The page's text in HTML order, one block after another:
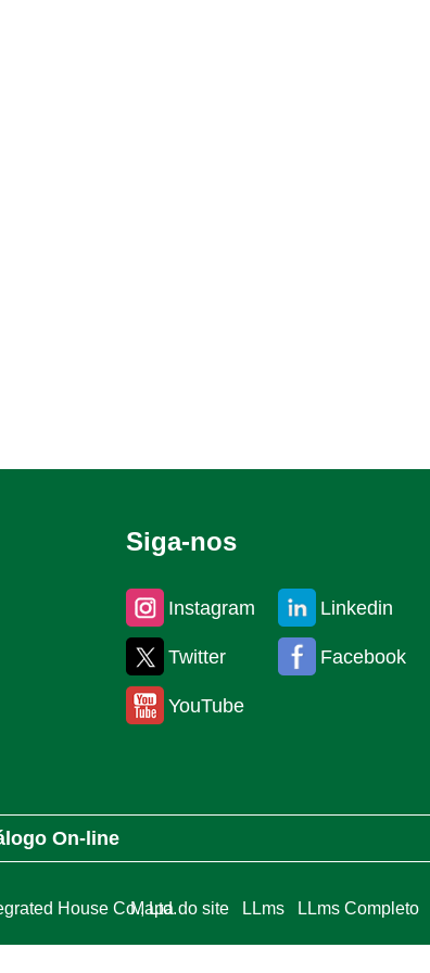
Siga-nos
Instagram Linkedin
Twitter Facebook
YouTube
On-line
House Co., Ltd.Mapa do site LLms LLms Completo